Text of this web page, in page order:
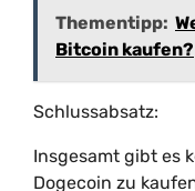
Thementipp:
Bitcoin kaufen?
Schlussabsatz:
Insgesamt gibt es
Dogecoin zu